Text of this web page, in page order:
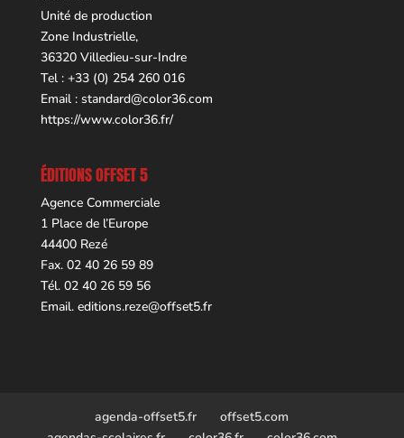
Unité de production
Zone Industrielle,
36320 Villedieu-sur-Indre
Tel : +33 (0) 254 260 016
Email : standard@color36.com
https://www.color36.fr/
ÉDITIONS OFFSET 5
Agence Commerciale
1 Place de l’Europe
44400 Rezé
Fax. 02 40 26 59 89
Tél. 02 40 26 59 56
Email. editions.reze@offset5.fr
agenda-offset5.fr
offset5.com